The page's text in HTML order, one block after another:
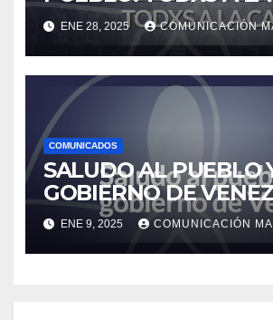
ENE 28, 2025 COMUNICACIÓN
COMUNICADOS
SALUDO AL PUEBLO
GOBIERNO DE
ENE 9, 2025 COMUNICACIÓN